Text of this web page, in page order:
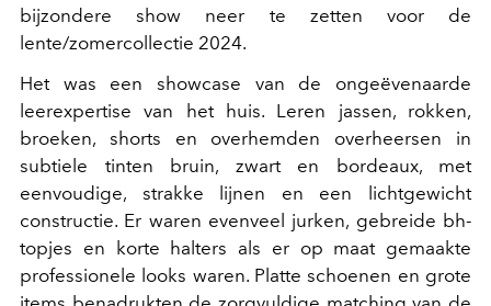
bijzondere show neer te zetten voor de
lente/zomercollectie 2024.
Het was een showcase van de ongeëvenaarde
leerexpertise van het huis. Leren jassen, rokken,
broeken, shorts en overhemden overheersen in
subtiele tinten bruin, zwart en bordeaux, met
eenvoudige, strakke lijnen en een lichtgewicht
constructie. Er waren evenveel jurken, gebreide bh-
topjes en korte halters als er op maat gemaakte
professionele looks waren. Platte schoenen en grote